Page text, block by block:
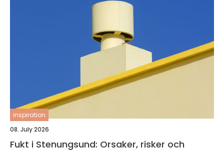
inspiration
08. July 2026
Fukt i Stenungsund: Orsaker, risker och